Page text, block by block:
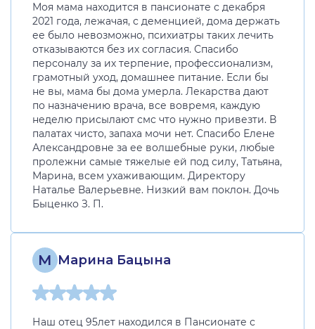
Моя мама находится в пансионате с декабря
2021 года, лежачая, с деменцией, дома держать
ее было невозможно, психиатры таких лечить
отказываются без их согласия. Спасибо
персоналу за их терпение, профессионализм,
грамотный уход, домашнее питание. Если бы
не вы, мама бы дома умерла. Лекарства дают
по назначению врача, все вовремя, каждую
неделю присылают смс что нужно привезти. В
палатах чисто, запаха мочи нет. Спасибо Елене
Александровне за ее волшебные руки, любые
пролежни самые тяжелые ей под силу, Татьяна,
Марина, всем ухаживающим. Директору
Наталье Валерьевне. Низкий вам поклон. Дочь
Быценко З. П.
М Марина Бацына
Наш отец 95лет находился в Пансионате с